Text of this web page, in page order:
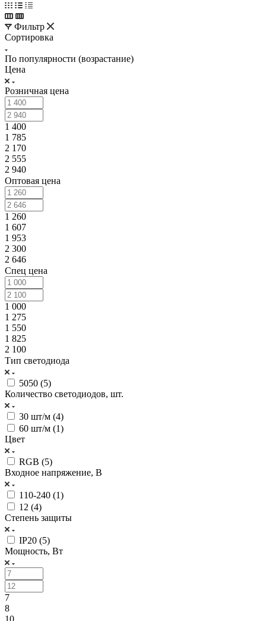
Фильтр
Сортировка
По популярности (возрастание)
Цена
Розничная цена
1 400
1 785
2 170
2 555
2 940
Оптовая цена
1 260
1 607
1 953
2 300
2 646
Спец цена
1 000
1 275
1 550
1 825
2 100
Тип светодиода
5050 (5)
Количество светодиодов, шт.
30 шт/м (4)
60 шт/м (1)
Цвет
RGB (5)
Входное напряжение, В
110-240 (1)
12 (4)
Степень защиты
IP20 (5)
Мощность, Вт
7
8
10